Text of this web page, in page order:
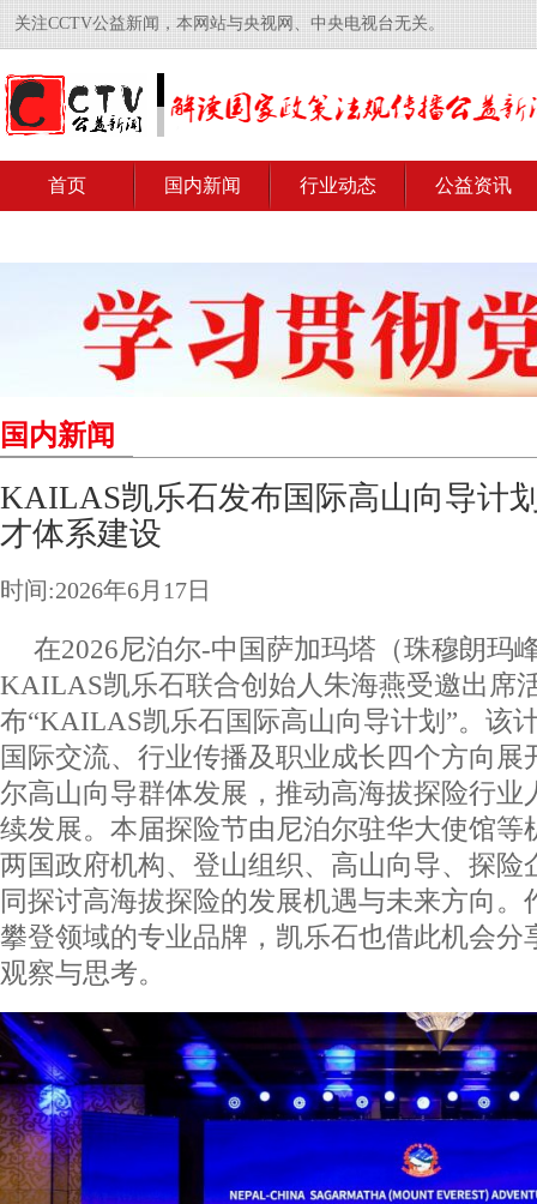
关注CCTV公益新闻，本网站与央视网、中央电视台无关。
首页 国内新闻 行业动态 公益资讯
国内新闻
KAILAS凯乐石发布国际高山向导计
才体系建设
时间:2026年6月17日
在2026尼泊尔-中国萨加玛塔（珠穆朗玛
KAILAS凯乐石联合创始人朱海燕受邀出席
布“KAILAS凯乐石国际高山向导计划”。该
国际交流、行业传播及职业成长四个方向展
尔高山向导群体发展，推动高海拔探险行业
续发展。本届探险节由尼泊尔驻华大使馆等
两国政府机构、登山组织、高山向导、探险
同探讨高海拔探险的发展机遇与未来方向。
攀登领域的专业品牌，凯乐石也借此机会分
观察与思考。